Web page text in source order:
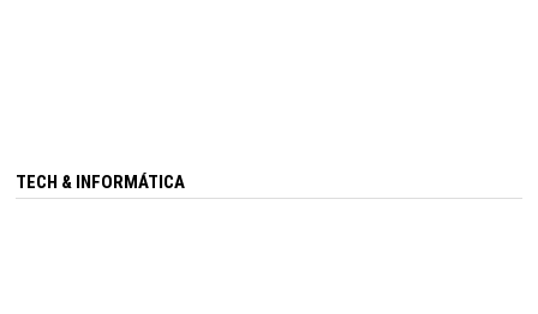
TECH & INFORMÁTICA